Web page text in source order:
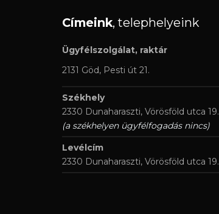
Címeink, telephelyeink
Ügyfélszolgálat, raktár
2131 Göd, Pesti út 21.
Székhely
2330 Dunaharaszti, Vörösföld utca 19.
(a székhelyen ügyfélfogadás nincs)
Levélcím
2330 Dunaharaszti, Vörösföld utca 19.